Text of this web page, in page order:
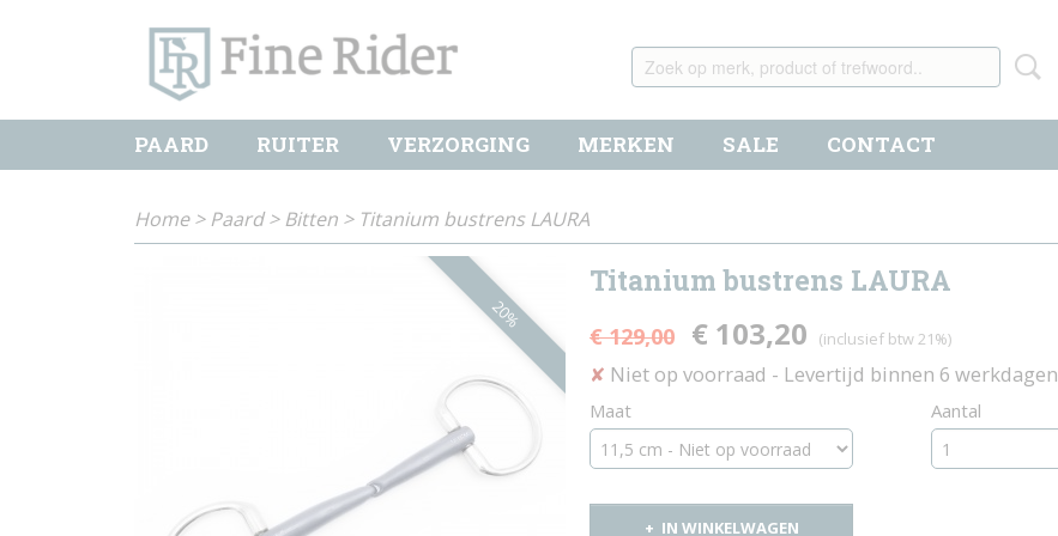
PAARD RUITER VERZORGING MERKEN SALE CONTACT
Home>Paard>Bitten > Titanium bustrens LAURA
20%
Titanium bustrens LAURA
€ 129,00 € 103,20 (inclusief btw 21%)
✘ Niet op voorraad - Levertijd binnen 6 werkdagen
Maat Aantal
IN WINKELWAGEN